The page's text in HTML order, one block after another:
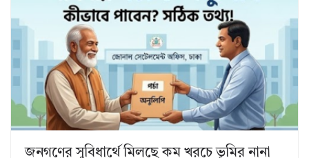
জনগণের সুবিধার্থে মিলছে কম খরচে ভূমির নানা